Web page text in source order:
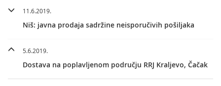
11.6.2019.
Niš: javna prodaja sadržine neisporučivih pošiljaka
5.6.2019.
Dostava na poplavljenom području RRJ Kraljevo, Čačak